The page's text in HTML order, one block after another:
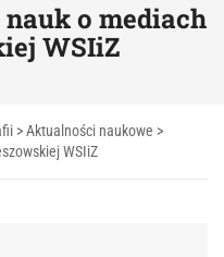
o mediach
WSIiZ
>Aktualności naukowe >
WSIiZ